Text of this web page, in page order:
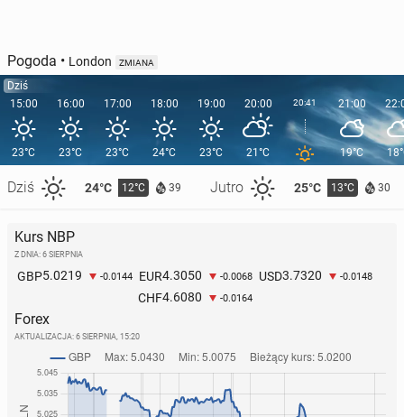
Pogoda • London ZMIANA
Dziś
15:00
23°C
Dziś 24°C 12°C 39 Jutro 25°C 13°C 30
16:00
23°C
17:00
23°C
18:00
24°C
19:00
23°C
20:00
21°C
20:41 21:00
19°C
Kurs NBP
Z DNIA: 6 SIERPNIA
GBP5.0219 -0.0144 EUR4.3050 -0.0068 USD3.7320 -0.0148
CHF4.6080 -0.0164
Forex
AKTUALIZACJA: 6 SIERPNIA, 15:20